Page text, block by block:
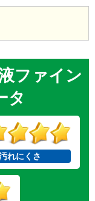
ファイン
タ
れにくさ